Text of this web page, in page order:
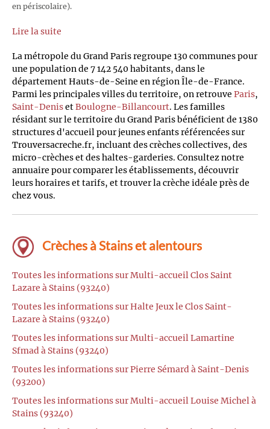
en périscolaire).
Lire la suite
La métropole du Grand Paris regroupe 130 communes pour
une population de 7 142 540 habitants, dans le
département Hauts-de-Seine en région Île-de-France.
Parmi les principales villes du territoire, on retrouve Paris,
Saint-DenisetBoulogne-Billancourt. Les familles
résidant sur le territoire du Grand Paris bénéficient de 1380
structures d'accueil pour jeunes enfants référencées sur
Trouversacreche.fr, incluant des crèches collectives, des
micro-crèches et des haltes-garderies. Consultez notre
annuaire pour comparer les établissements, découvrir
leurs horaires et tarifs, et trouver la crèche idéale près de
chez vous.
Crèches à Stains et alentours
Toutes les informations sur Multi-accueil Clos Saint
Lazare à Stains (93240)
Toutes les informations sur Halte Jeux le Clos Saint-
Lazare à Stains (93240)
Toutes les informations sur Multi-accueil Lamartine
Sfmad à Stains (93240)
Toutes les informations sur Pierre Sémard à Saint-Denis
(93200)
Toutes les informations sur Multi-accueil Louise Michel à
Stains (93240)